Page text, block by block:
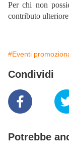
Per chi non
contributo
#Eventi
Condividi
Potrebbe